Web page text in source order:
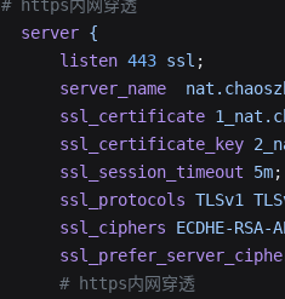
# https内网穿透
  server
{
      listen
443 ssl ;
      server_name
      ssl_certificate
      ssl_certificate_key
      ssl_session_timeout
5m;
      ssl_protocols
TLSv1
      ssl_ciphers
ECDHE-
      # https内网穿透